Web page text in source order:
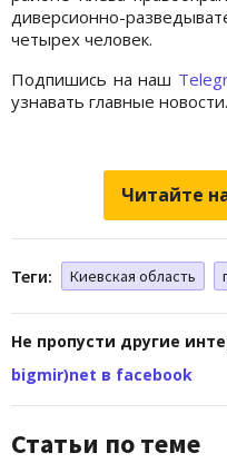
диверсионно-
четырех человек.
Подпишись на наш
узнавать главные новости.
Читайте
Теги: Киевская область
Не пропусти другие
bigmir)net в facebook
Статьи по теме